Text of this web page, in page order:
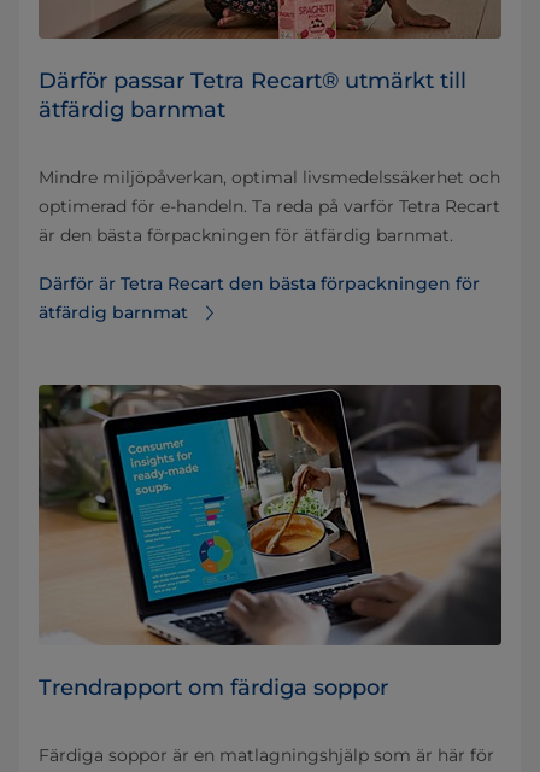
Därför passar Tetra Recart® utmärkt till
ätfärdig barnmat
Mindre miljöpåverkan, optimal livsmedelssäkerhet och
optimerad för e-handeln. Ta reda på varför Tetra Recart
är den bästa förpackningen för ätfärdig barnmat.
Därför är Tetra Recart den bästa förpackningen för
ätfärdig barnmat
Trendrapport om färdiga soppor
Färdiga soppor är en matlagningshjälp som är här för